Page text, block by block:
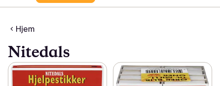
Hjem
Nitedals